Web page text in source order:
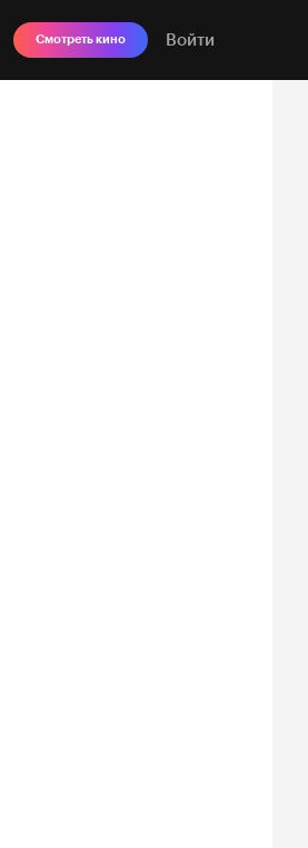
Смотреть кино Войти